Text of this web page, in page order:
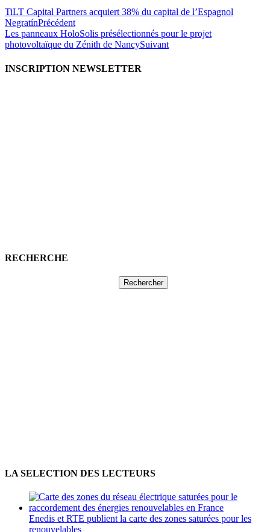
TiLT Capital Partners acquiert 38% du capital de l’Espagnol
NegratínPrécédent
Les panneaux HoloSolis présélectionnés pour le projet
photovoltaïque du Zénith de NancySuivant
INSCRIPTION NEWSLETTER
RECHERCHE
LA SELECTION DES LECTEURS
Enedis et RTE publient la carte des zones saturées pour les
renouvelables